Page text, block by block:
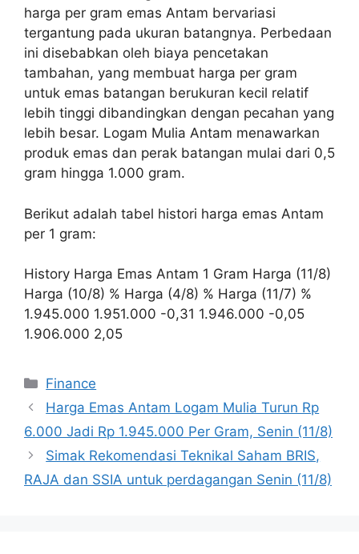
harga per gram emas Antam bervariasi
tergantung pada ukuran batangnya. Perbedaan
ini disebabkan oleh biaya pencetakan
tambahan, yang membuat harga per gram
untuk emas batangan berukuran kecil relatif
lebih tinggi dibandingkan dengan pecahan yang
lebih besar. Logam Mulia Antam menawarkan
produk emas dan perak batangan mulai dari 0,5
gram hingga 1.000 gram.
Berikut adalah tabel histori harga emas Antam
per 1 gram:
History Harga Emas Antam 1 Gram Harga (11/8)
Harga (10/8) % Harga (4/8) % Harga (11/7) %
1.945.000 1.951.000 -0,31 1.946.000 -0,05
1.906.000 2,05
Categories
Finance
Harga Emas Antam Logam Mulia Turun Rp
6.000 Jadi Rp 1.945.000 Per Gram, Senin (11/8)
Simak Rekomendasi Teknikal Saham BRIS,
RAJA dan SSIA untuk perdagangan Senin (11/8)